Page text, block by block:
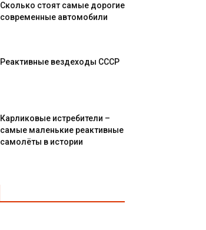
Сколько стоят самые дорогие
современные автомобили
Реактивные вездеходы СССР
Карликовые истребители –
самые маленькие реактивные
самолёты в истории